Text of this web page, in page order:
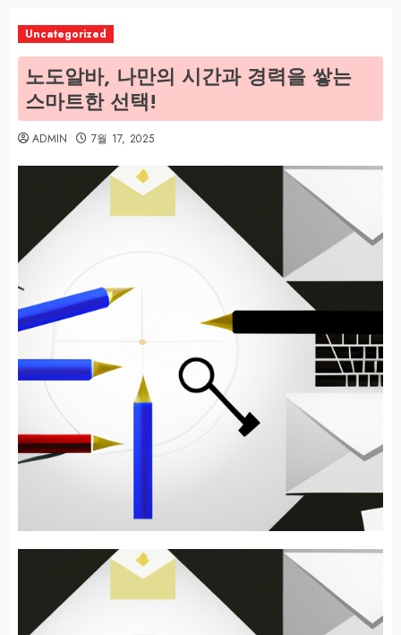
Uncategorized
노도알바, 나만의 시간과 경력을 쌓는
스마트한 선택!
ADMIN 7월 17, 2025